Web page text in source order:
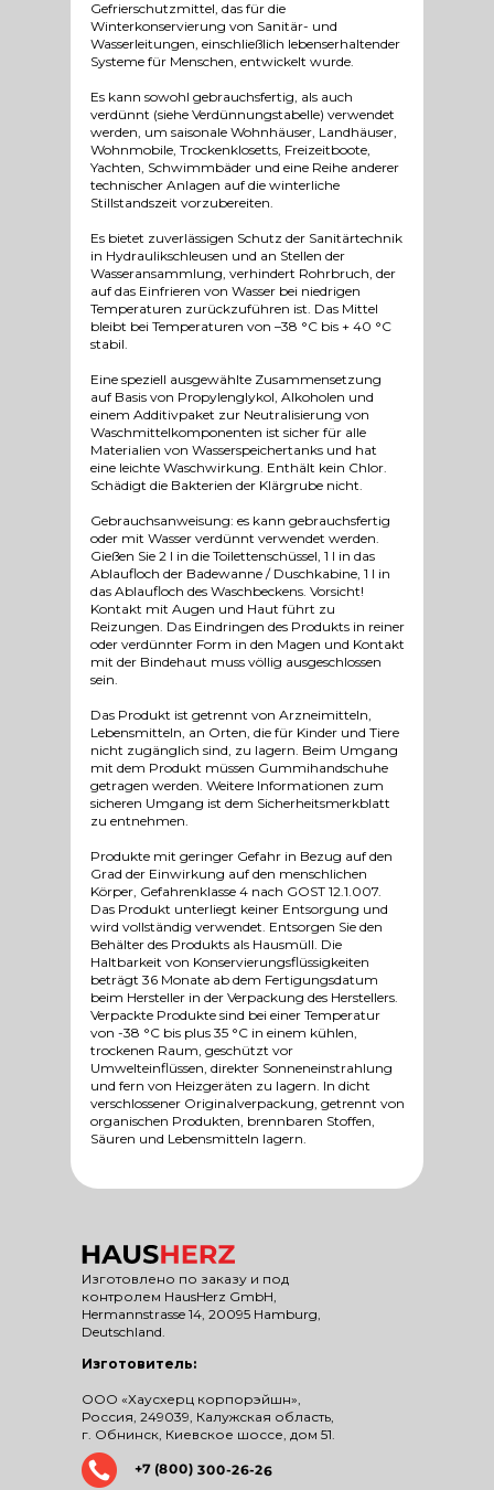
Gefrierschutzmittel, das für die
Winterkonservierung von Sanitär- und
Wasserleitungen, einschließlich lebenserhaltender
Systeme für Menschen, entwickelt wurde.
Es kann sowohl gebrauchsfertig, als auch
verdünnt (siehe Verdünnungstabelle) verwendet
werden, um saisonale Wohnhäuser, Landhäuser,
Wohnmobile, Trockenklosetts, Freizeitboote,
Yachten, Schwimmbäder und eine Reihe anderer
technischer Anlagen auf die winterliche
Stillstandszeit vorzubereiten.
Es bietet zuverlässigen Schutz der Sanitärtechnik
in Hydraulikschleusen und an Stellen der
Wasseransammlung, verhindert Rohrbruch, der
auf das Einfrieren von Wasser bei niedrigen
Temperaturen zurückzuführen ist. Das Mittel
bleibt bei Temperaturen von –38 °C bis + 40 °C
stabil.
Eine speziell ausgewählte Zusammensetzung
auf Basis von Propylenglykol, Alkoholen und
einem Additivpaket zur Neutralisierung von
Waschmittelkomponenten ist sicher für alle
Materialien von Wasserspeichertanks und hat
eine leichte Waschwirkung. Enthält kein Chlor.
Schädigt die Bakterien der Klärgrube nicht.
Gebrauchsanweisung: es kann gebrauchsfertig
oder mit Wasser verdünnt verwendet werden.
Gießen Sie 2 l in die Toilettenschüssel, 1 l in das
Ablaufloch der Badewanne / Duschkabine, 1 l in
das Ablaufloch des Waschbeckens. Vorsicht!
Kontakt mit Augen und Haut führt zu
Reizungen. Das Eindringen des Produkts in reiner
oder verdünnter Form in den Magen und Kontakt
mit der Bindehaut muss völlig ausgeschlossen
sein.
Das Produkt ist getrennt von Arzneimitteln,
Lebensmitteln, an Orten, die für Kinder und Tiere
nicht zugänglich sind, zu lagern. Beim Umgang
mit dem Produkt müssen Gummihandschuhe
getragen werden. Weitere Informationen zum
sicheren Umgang ist dem Sicherheitsmerkblatt
zu entnehmen.
Produkte mit geringer Gefahr in Bezug auf den
Grad der Einwirkung auf den menschlichen
Körper, Gefahrenklasse 4 nach GOST 12.1.007.
Das Produkt unterliegt keiner Entsorgung und
wird vollständig verwendet. Entsorgen Sie den
Behälter des Produkts als Hausmüll. Die
Haltbarkeit von Konservierungsflüssigkeiten
beträgt 36 Monate ab dem Fertigungsdatum
beim Hersteller in der Verpackung des Herstellers.
Verpackte Produkte sind bei einer Temperatur
von -38 °C bis plus 35 °C in einem kühlen,
trockenen Raum, geschützt vor
Umwelteinflüssen, direkter Sonneneinstrahlung
und fern von Heizgeräten zu lagern. In dicht
verschlossener Originalverpackung, getrennt von
organischen Produkten, brennbaren Stoffen,
Säuren und Lebensmitteln lagern.
Изготовлено по заказу и под
контролем HausHerz GmbH,
Hermannstrasse 14, 20095 Hamburg,
Deutschland.
+7 (800) 300-26-26
Изготовитель:
ООО «Хаусхерц корпорэйшн»,
Россия, 249039, Калужская область,
г. Обнинск, Киевское шоссе, дом 51.